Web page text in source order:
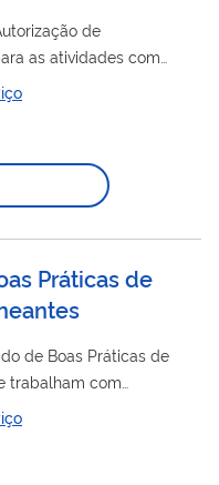
de
as atividades com
empresas que
Práticas de
de Boas Práticas de
trabalham com
emitido pela
na legislação